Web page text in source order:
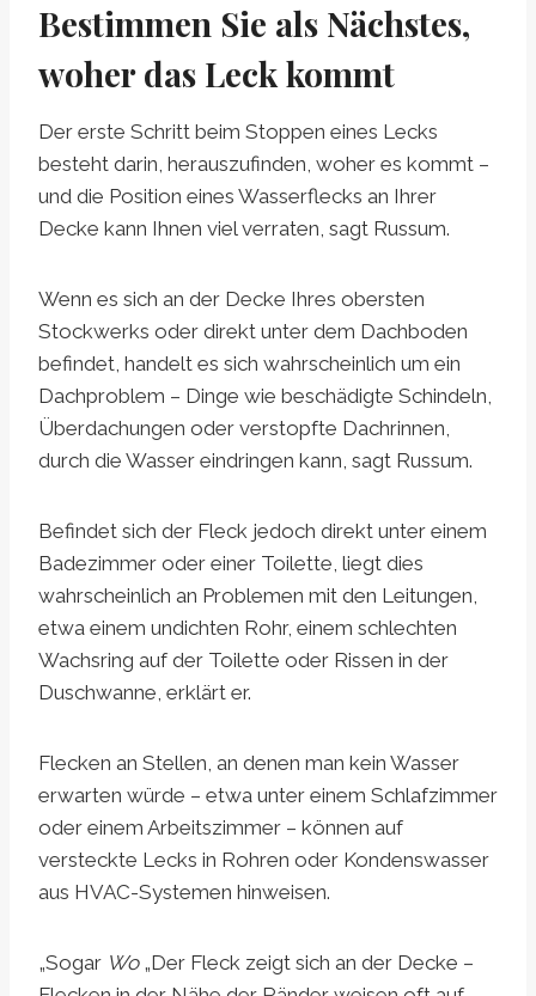
Bestimmen Sie als Nächstes,
woher das Leck kommt
Der erste Schritt beim Stoppen eines Lecks
besteht darin, herauszufinden, woher es kommt –
und die Position eines Wasserflecks an Ihrer
Decke kann Ihnen viel verraten, sagt Russum.
Wenn es sich an der Decke Ihres obersten
Stockwerks oder direkt unter dem Dachboden
befindet, handelt es sich wahrscheinlich um ein
Dachproblem – Dinge wie beschädigte Schindeln,
Überdachungen oder verstopfte Dachrinnen,
durch die Wasser eindringen kann, sagt Russum.
Befindet sich der Fleck jedoch direkt unter einem
Badezimmer oder einer Toilette, liegt dies
wahrscheinlich an Problemen mit den Leitungen,
etwa einem undichten Rohr, einem schlechten
Wachsring auf der Toilette oder Rissen in der
Duschwanne, erklärt er.
Flecken an Stellen, an denen man kein Wasser
erwarten würde – etwa unter einem Schlafzimmer
oder einem Arbeitszimmer – können auf
versteckte Lecks in Rohren oder Kondenswasser
aus HVAC-Systemen hinweisen.
„Sogar Wo„Der Fleck zeigt sich an der Decke –